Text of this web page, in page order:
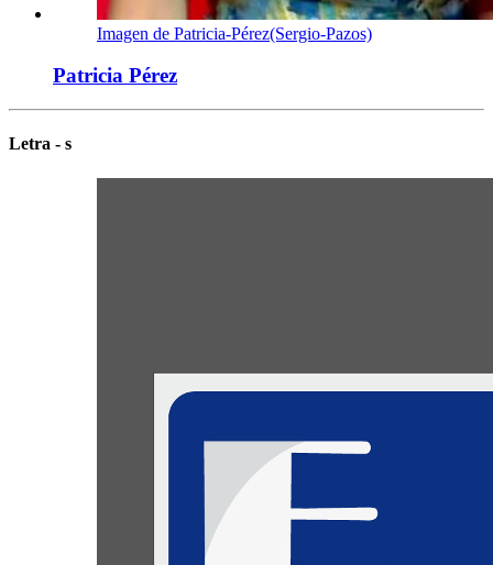
Imagen de Patricia-Pérez(Sergio-Pazos)
Patricia Pérez
Letra - s